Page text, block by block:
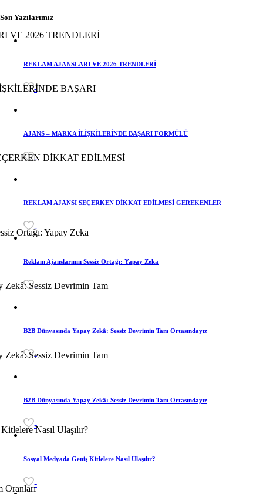
Son Yazılarımız
REKLAM AJANSLARI VE 2026 TRENDLERİ
-
AJANS – MARKA İLİŞKİLERİNDE BAŞARI FORMÜLÜ
-
REKLAM AJANSI SEÇERKEN DİKKAT EDİLMESİ GEREKENLER
-
Reklam Ajanslarının Sessiz Ortağı: Yapay Zeka
-
B2B Dünyasında Yapay Zekâ: Sessiz Devrimin Tam Ortasındayız
-
B2B Dünyasında Yapay Zekâ: Sessiz Devrimin Tam Ortasındayız
-
Sosyal Medyada Geniş Kitlelere Nasıl Ulaşılır?
-